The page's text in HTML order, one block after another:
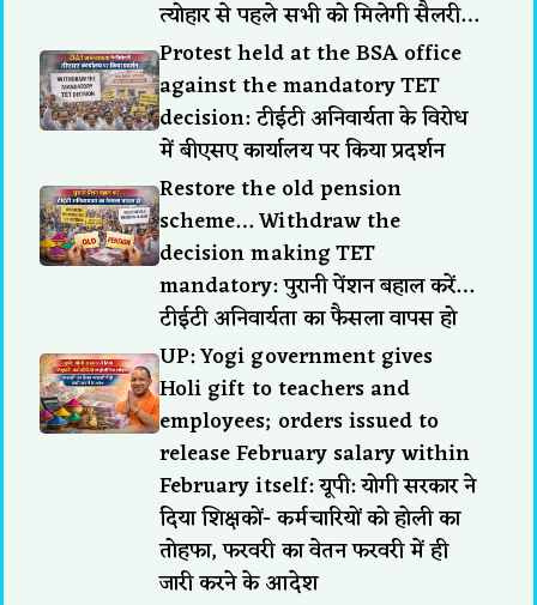
त्योहार से पहले सभी को मिलेगी सैलरी…
Protest held at the BSA office
against the mandatory TET
decision: टीईटी अनिवार्यता के विरोध
में बीएसए कार्यालय पर किया प्रदर्शन
Restore the old pension
scheme… Withdraw the
decision making TET
mandatory: पुरानी पेंशन बहाल करें…
टीईटी अनिवार्यता का फैसला वापस हो
UP: Yogi government gives
Holi gift to teachers and
employees; orders issued to
release February salary within
February itself: यूपी: योगी सरकार ने
दिया शिक्षकों- कर्मचारियों को होली का
तोहफा, फरवरी का वेतन फरवरी में ही
जारी करने के आदेश